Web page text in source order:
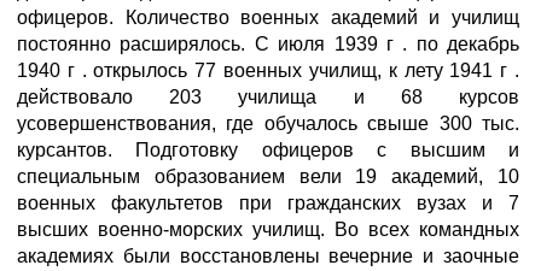
офицеров. Количество военных академий и училищ
постоянно расширялось. С июля 1939 г . по декабрь
1940 г . открылось 77 военных училищ, к лету 1941 г .
действовало 203 училища и 68 курсов
усовершенствования, где обучалось свыше 300 тыс.
курсантов. Подготовку офицеров с высшим и
специальным образованием вели 19 академий, 10
военных факультетов при гражданских вузах и 7
высших военно-морских училищ. Во всех командных
академиях были восстановлены вечерние и заочные